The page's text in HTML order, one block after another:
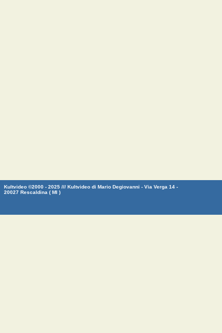
Kultvideo ©2000 - 2025 /// Kultvideo di Mario Degiovanni - Via Verga 14 -
20027 Rescaldina ( MI )